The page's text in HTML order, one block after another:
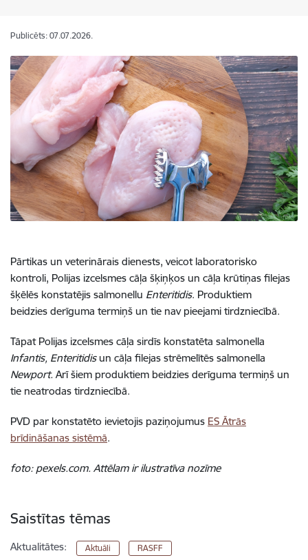
Publicēts: 07.07.2026.
Pārtikas un veterinārais dienests, veicot laboratorisko
kontroli, Polijas izcelsmes cāļa šķiņķos un cāļa krūtiņas filejas
šķēlēs konstatējis salmonellu Enteritidis. Produktiem
beidzies derīguma termiņš un tie nav pieejami tirdzniecībā.
Tāpat Polijas izcelsmes cāļa sirdīs konstatēta salmonella
Infantis, Enteritidisun cāļa filejas strēmelītēs salmonella
Newport. Arī šiem produktiem beidzies derīguma termiņš un
tie neatrodas tirdzniecībā.
PVD par konstatēto ievietojis paziņojumus ES Ātrās
brīdināšanas sistēmā.
foto: pexels.com. Attēlam ir ilustratīva nozīme
Saistītas tēmas
Aktualitātes: Aktuāli RASFF